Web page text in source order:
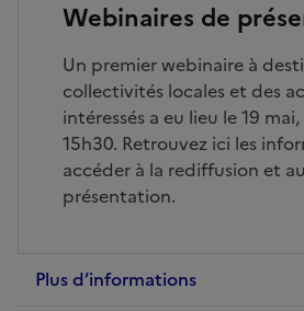
Webinaires de
Un premier webinaire à
collectivités locales et des
intéressés a eu lieu le 19
15h30. Retrouvez ici les
accéder à la rediffusion et
présentation.
Plus d’informations
-